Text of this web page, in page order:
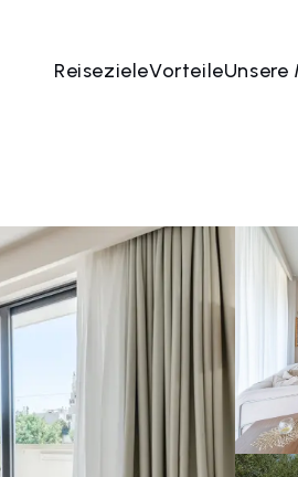
ReisezieleVorteileUnsere